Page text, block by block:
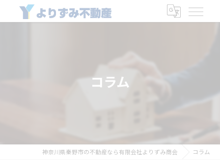
コラム
神奈川県秦野市の不動産なら有限会社よりずみ商会 コラム